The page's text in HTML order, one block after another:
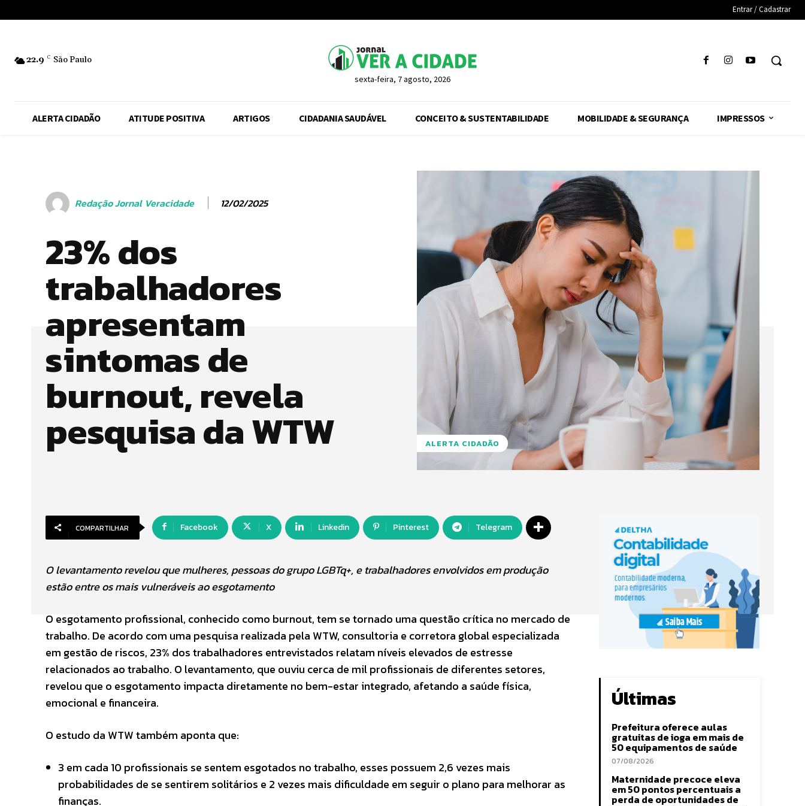
Entrar / Cadastrar
22.9 C São Paulo
sexta-feira, 7 agosto, 2026
ALERTA CIDADÃO ATITUDE POSITIVA ARTIGOS CIDADANIA SAUDÁVEL CONCEITO & SUSTENTABILIDADE MOBILIDADE & SEGURANÇA IMPRESSOS
Redação Jornal Veracidade 12/02/2025
23% dos
trabalhadores
apresentam
sintomas de
burnout, revela
pesquisa da WTW ALERTA CIDADÃO
COMPARTILHAR Facebook X Linkedin Pinterest Telegram
O levantamento revelou que mulheres, pessoas do grupo LGBTq+, e trabalhadores envolvidos em produção
estão entre os mais vulneráveis ao esgotamento
O esgotamento profissional, conhecido como burnout, tem se tornado uma questão crítica no mercado de
trabalho. De acordo com uma pesquisa realizada pela WTW, consultoria e corretora global especializada
em gestão de riscos, 23% dos trabalhadores entrevistados relatam níveis elevados de estresse
relacionados ao trabalho. O levantamento, que ouviu cerca de mil profissionais de diferentes setores,
revelou que o esgotamento impacta diretamente no bem-estar integrado, afetando a saúde física,
emocional e financeira.
O estudo da WTW também aponta que:
3 em cada 10 profissionais se sentem esgotados no trabalho, esses possuem 2,6 vezes mais
probabilidades de se sentirem solitários e 2 vezes mais dificuldade em seguir o plano para melhorar as
finanças.
Últimas
Prefeitura oferece aulas
gratuitas de ioga em mais de
50 equipamentos de saúde
07/08/2026
Maternidade precoce eleva
em 50 pontos percentuais a
perda de oportunidades de